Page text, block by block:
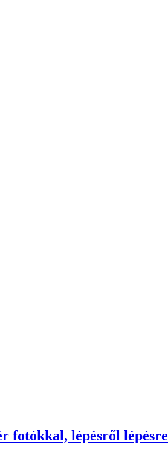
fotókkal, lépésről lépésre